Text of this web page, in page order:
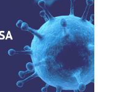
Ogólnopolską
„Terminologia
– komunikacja,